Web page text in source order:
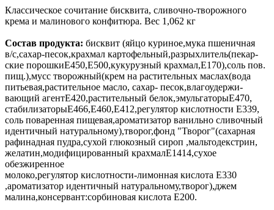
Классическое сочитание бисквита, сливочно-творожного
крема и малинового конфитюра. Вес 1,062 кг
Состав продукта: бисквит (яйцо куриное,мука пшеничная
в/с,сахар-песок,крахмал картофельный,разрыхлитель(пекар-
ские порошкиЕ450,Е500,кукурузный крахмал,Е170),соль пов.
пищ.),мусс творожный(крем на растительных маслах(вода
питьевая,растительное масло, сахар- песок,влагоудержи-
вающий агентЕ420,растительный белок,эмульгаторыЕ470,
стабилизаторыЕ466,Е460,Е412,регулятор кислотности Е339,
соль поваренная пищевая,ароматизатор ванильно сливочный
идентичный натуральному),творог,фонд "Творог"(сахарная
рафинадная пудра,сухой глюкозный сироп ,мальтодекстрин,
желатин,модифицированный крахмалЕ1414,сухое
обезжиренное
молоко,регулятор кислотности-лимонная кислота Е330
,ароматизатор идентичный натуральному,творог),джем
малина,консервант:сорбиновая кислота Е200.